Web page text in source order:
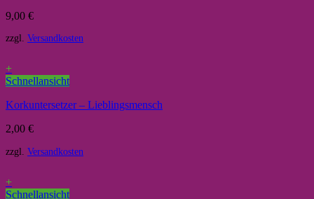
9,00 €
zzgl. Versandkosten
+
Schnellansicht
Korkuntersetzer – Lieblingsmensch
2,00 €
zzgl. Versandkosten
+
Schnellansicht